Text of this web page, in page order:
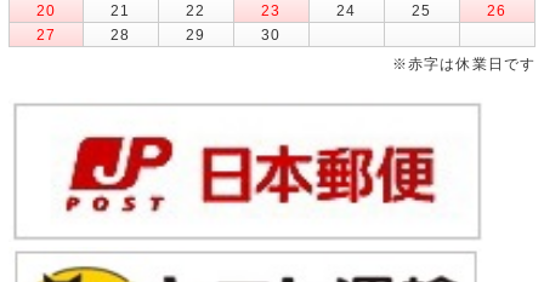
20
21 22 23 24 25
26
27
28 29
30
※赤字は休業日です